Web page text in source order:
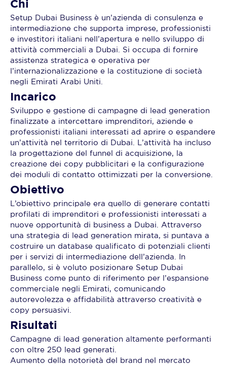
Chi
Setup Dubai Business è un’azienda di consulenza e
intermediazione che supporta imprese, professionisti
e investitori italiani nell’apertura e nello sviluppo di
attività commerciali a Dubai. Si occupa di fornire
assistenza strategica e operativa per
l’internazionalizzazione e la costituzione di società
negli Emirati Arabi Uniti.
Incarico
Sviluppo e gestione di campagne di lead generation
finalizzate a intercettare imprenditori, aziende e
professionisti italiani interessati ad aprire o espandere
un’attività nel territorio di Dubai. L’attività ha incluso
la progettazione del funnel di acquisizione, la
creazione dei copy pubblicitari e la configurazione
dei moduli di contatto ottimizzati per la conversione.
Obiettivo
L’obiettivo principale era quello di generare contatti
profilati di imprenditori e professionisti interessati a
nuove opportunità di business a Dubai. Attraverso
una strategia di lead generation mirata, si puntava a
costruire un database qualificato di potenziali clienti
per i servizi di intermediazione dell’azienda. In
parallelo, si è voluto posizionare Setup Dubai
Business come punto di riferimento per l’espansione
commerciale negli Emirati, comunicando
autorevolezza e affidabilità attraverso creatività e
copy persuasivi.
Risultati
Campagne di lead generation altamente performanti
con oltre 250 lead generati.
Aumento della notorietà del brand nel mercato